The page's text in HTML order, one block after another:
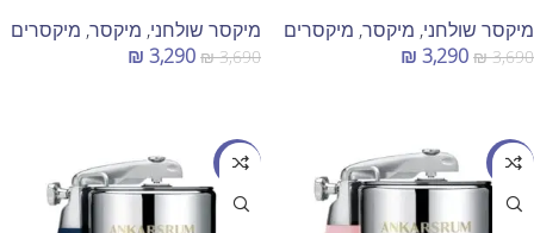
מיקסר שולחני, מיקסר, מיקסרים
₪3,690
₪ 3,290
מיקסר שולחני, מיקסר, מיקסרים
₪3,690
₪ 3,290
מבצע מבצע